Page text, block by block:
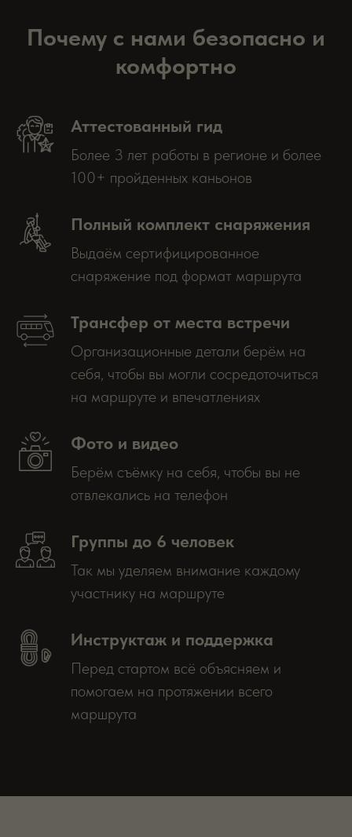
Почему с нами безопасно и
комфортно
Аттестованный гид
Более 3 лет работы в регионе и более
100+ пройденных каньонов
Полный комплект снаряжения
Выдаём сертифицированное
снаряжение под формат маршрута
Трансфер от места встречи
Организационные детали берём на
себя, чтобы вы могли сосредоточиться
на маршруте и впечатлениях
Фото и видео
Берём съёмку на себя, чтобы вы не
отвлекались на телефон
Группы до 6 человек
Так мы уделяем внимание каждому
участнику на маршруте
Инструктаж и поддержка
Перед стартом всё объясняем и
помогаем на протяжении всего
маршрута